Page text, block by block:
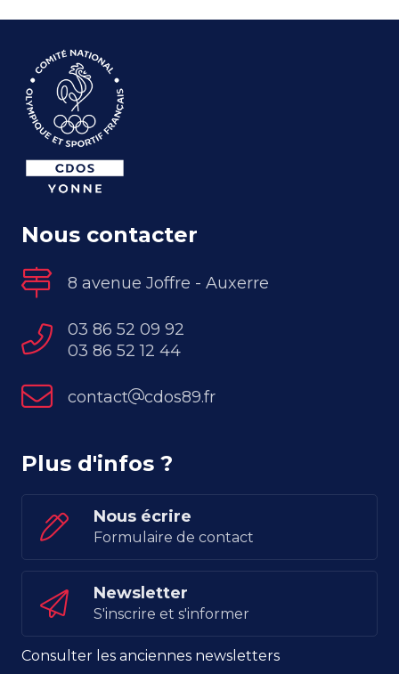
Nous contacter
8 avenue Joffre - Auxerre
03 86 52 09 92
03 86 52 12 44
contact cdos89.fr
Plus d'infos ?
Nous écrire
Formulaire de contact
Newsletter
S'inscrire et s'informer
Consulter les anciennes newsletters